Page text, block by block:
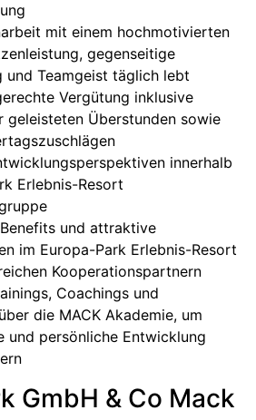
mit einem hochmotivierten
gegenseitige
und Teamgeist täglich lebt
Vergütung inklusive
geleisteten Überstunden sowie
innerhalb
Erlebnis-Resort
und attraktive
im Europa-Park Erlebnis-Resort
Kooperationspartnern
Coachings und
die MACK Akademie, um
und persönliche Entwicklung
GmbH & Co Mack